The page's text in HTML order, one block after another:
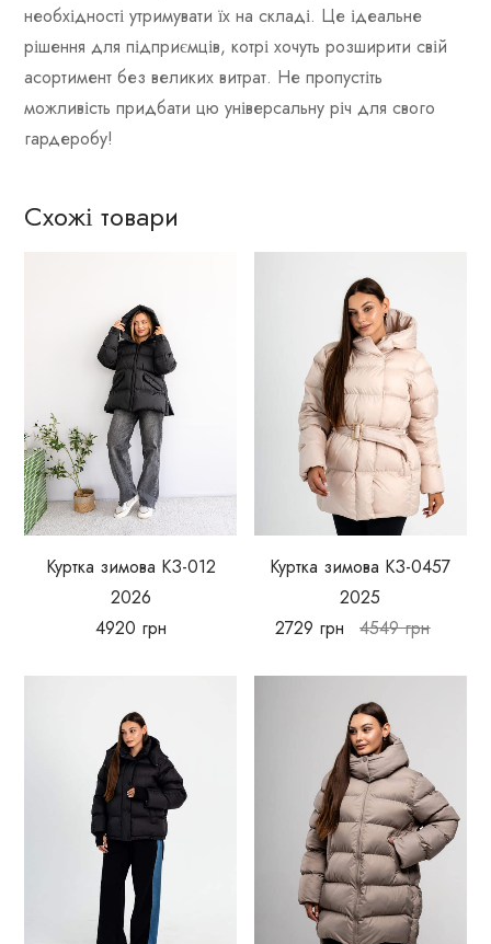
необхідності утримувати їх на складі. Це ідеальне
рішення для підприємців, котрі хочуть розширити свій
асортимент без великих витрат. Не пропустіть
можливість придбати цю універсальну річ для свого
гардеробу!
Схожі товари
Куртка зимова КЗ-012
2026
4920 грн
Куртка зимова КЗ-0457
2025
2729 грн 4549грн